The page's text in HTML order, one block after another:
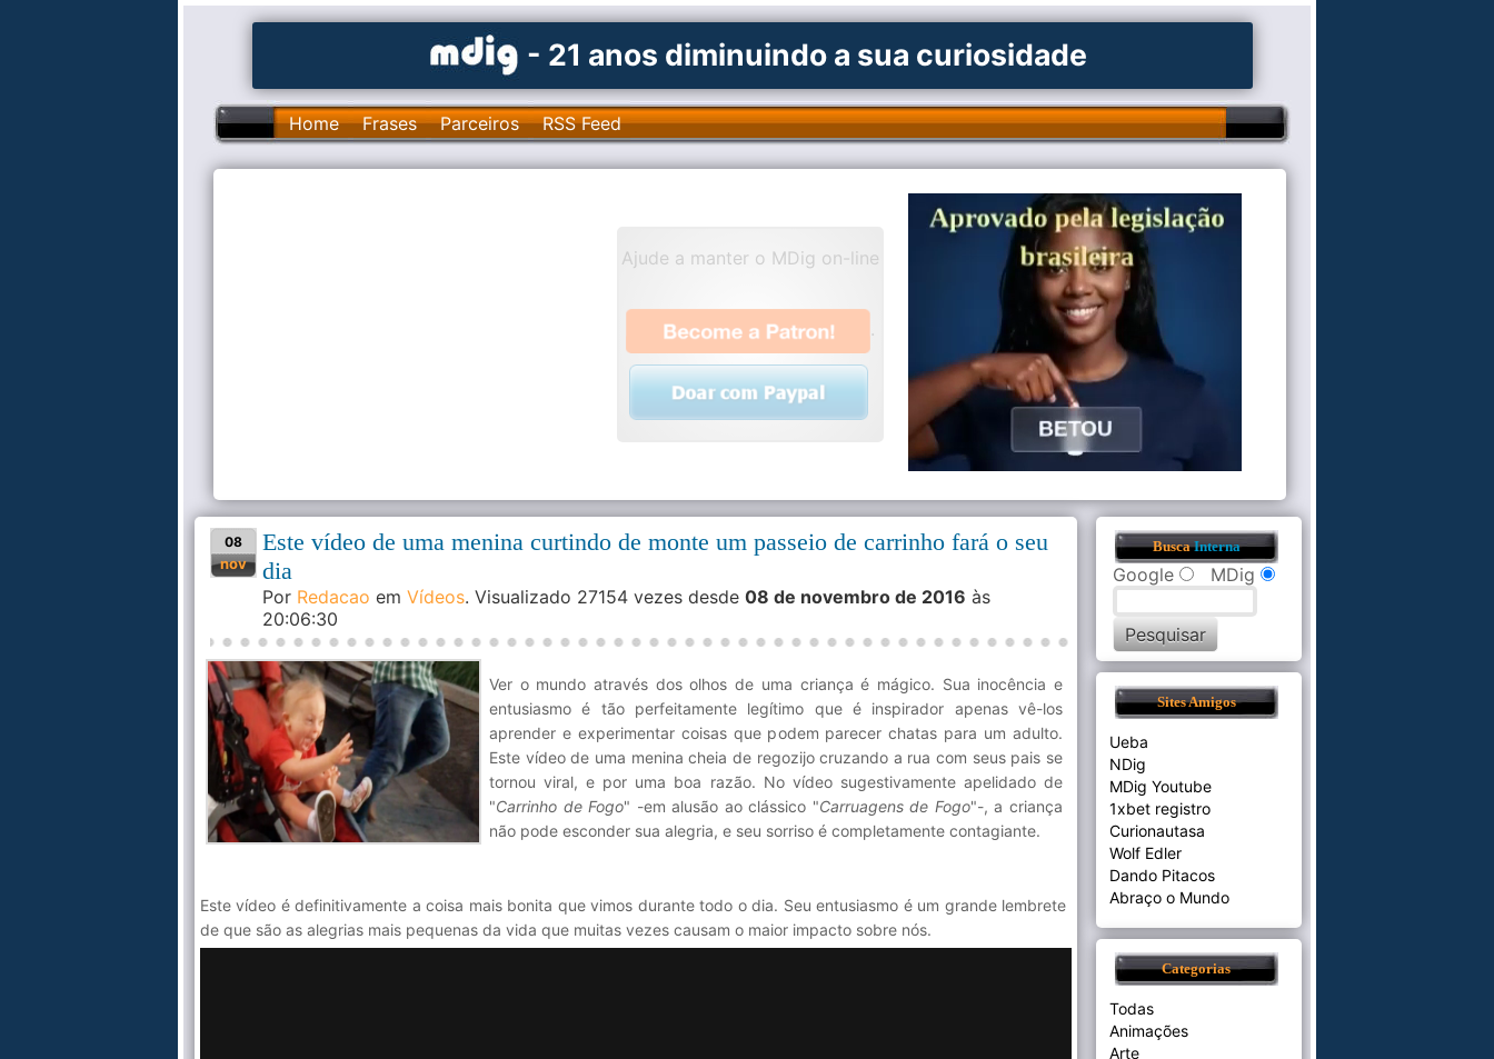
- 21 anos diminuindo a sua curiosidade
Home Frases Parceiros RSS Feed
Ajude a manter o MDig on-line
.
08
nov
Este vídeo de uma menina curtindo de monte um passeio de carrinho fará o seu
dia
Por Redacao em Vídeos. Visualizado 27154 vezes desde 08 de novembro de 2016 às
20:06:30
Ver o mundo através dos olhos de uma criança é mágico. Sua inocência e
entusiasmo é tão perfeitamente legítimo que é inspirador apenas vê-los
aprender e experimentar coisas que podem parecer chatas para um adulto.
Este vídeo de uma menina cheia de regozijo cruzando a rua com seus pais se
tornou viral, e por uma boa razão. No vídeo sugestivamente apelidado de
"Carrinho de Fogo" -em alusão ao clássico "Carruagens de Fogo"-, a criança
não pode esconder sua alegria, e seu sorriso é completamente contagiante.
Este vídeo é definitivamente a coisa mais bonita que vimos durante todo o dia. Seu entusiasmo é um grande lembrete
de que são as alegrias mais pequenas da vida que muitas vezes causam o maior impacto sobre nós.
BuscaInterna
Google MDig
Sites Amigos
Ueba
NDig
MDig Youtube
1xbet registro
Curionautasa
Wolf Edler
Dando Pitacos
Abraço o Mundo
Categorias
Todas
Animações
Arte